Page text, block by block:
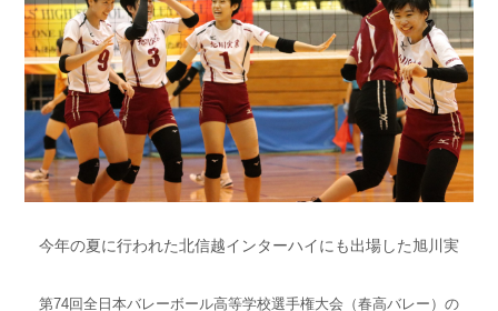
今年の夏に行われた北信越インターハイにも出場した旭川実
第74回全日本バレーボール高等学校選手権大会（春高バレー）の